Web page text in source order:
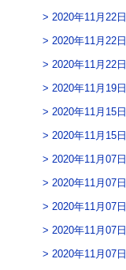
2020年11月22日
2020年11月22日
2020年11月22日
2020年11月19日
2020年11月15日
2020年11月15日
2020年11月07日
2020年11月07日
2020年11月07日
2020年11月07日
2020年11月07日